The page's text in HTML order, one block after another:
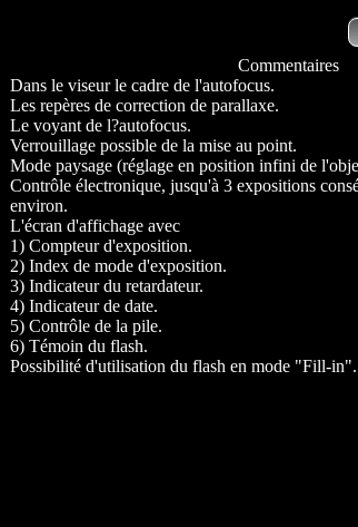
Commentaires
Dans le viseur le cadre de l'autofocus.
Les repères de correction de parallaxe.
Le voyant de l?autofocus.
Verrouillage possible de la mise au point.
Mode paysage (réglage en position infini de
Contrôle électronique, jusqu'à 3 expositions
environ.
L'écran d'affichage avec
1) Compteur d'exposition.
2) Index de mode d'exposition.
3) Indicateur du retardateur.
4) Indicateur de date.
5) Contrôle de la pile.
6) Témoin du flash.
Possibilité d'utilisation du flash en mode "Fill-in".